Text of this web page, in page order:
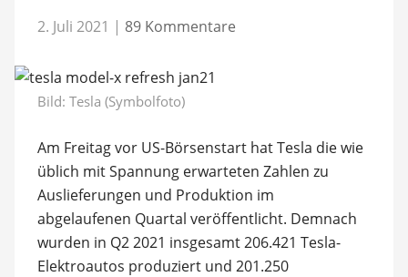
2. Juli 2021 | 89 Kommentare
Bild: Tesla (Symbolfoto)
Am Freitag vor US-Börsenstart hat Tesla die wie
üblich mit Spannung erwarteten Zahlen zu
Auslieferungen und Produktion im
abgelaufenen Quartal veröffentlicht. Demnach
wurden in Q2 2021 insgesamt 206.421 Tesla-
Elektroautos produziert und 201.250